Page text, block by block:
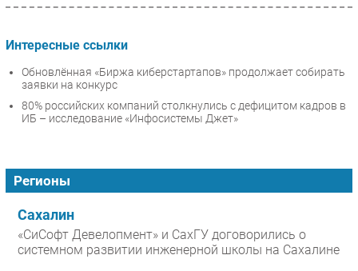
Интересные ссылки
Обновлённая «Биржа киберстартапов» продолжает собирать
заявки на конкурс
80% российских компаний столкнулись с дефицитом кадров в
ИБ – исследование «Инфосистемы Джет»
Регионы
Сахалин
«СиСофт Девелопмент» и СахГУ договорились о
системном развитии инженерной школы на Сахалине